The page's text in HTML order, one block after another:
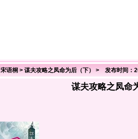
宋语桐 > 谋夫攻略之凤命为后（下） > 发布时间：
谋夫攻略之凤